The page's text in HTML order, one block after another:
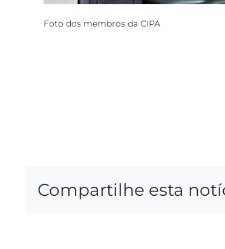
Foto dos membros da CIPA
Compartilhe esta